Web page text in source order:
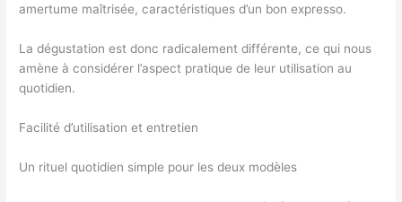
amertume maîtrisée, caractéristiques d’un bon expresso.
La dégustation est donc radicalement différente, ce qui nous
amène à considérer l’aspect pratique de leur utilisation au
quotidien.
Facilité d’utilisation et entretien
Un rituel quotidien simple pour les deux modèles